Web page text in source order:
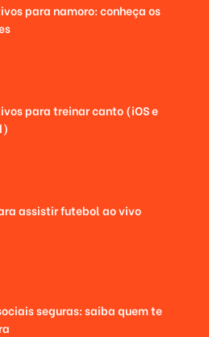
para namoro: conheça os
para treinar canto (iOS e
assistir futebol ao vivo
seguras: saiba quem te